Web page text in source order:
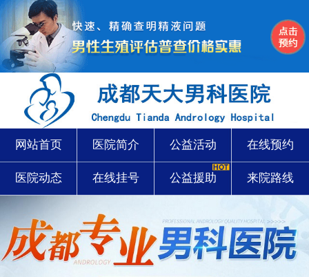
网站首页 医院简介 公益活动 在线预约
医院动态 在线挂号 公益援助 来院路线